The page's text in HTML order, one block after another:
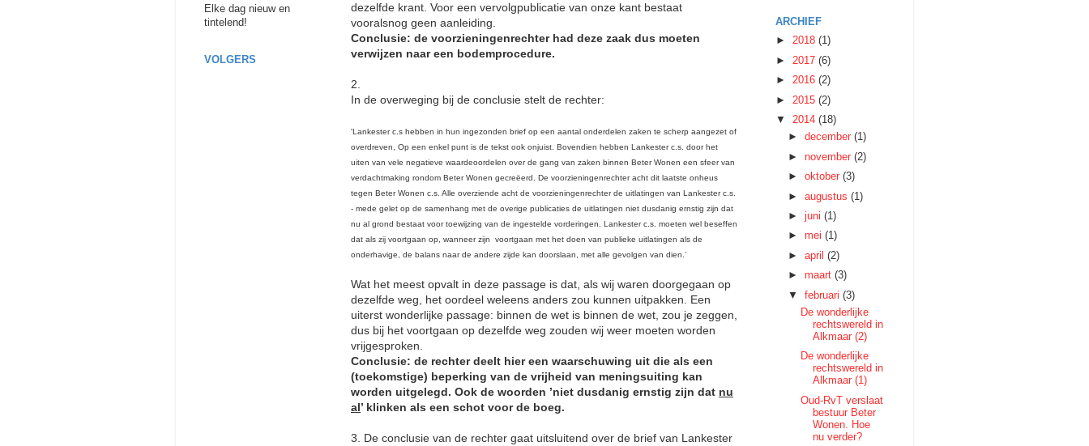
dezelfde krant. Voor een vervolgpublicatie van onze kant bestaat
vooralsnog geen aanleiding.
Conclusie: de voorzieningenrechter had deze zaak dus moeten
verwijzen naar een bodemprocedure.
2.
In de overweging bij de conclusie stelt de rechter:
'Lankester c.s hebben in hun ingezonden brief op een aantal onderdelen zaken te scherp aangezet of
overdreven, Op een enkel punt is de tekst ook onjuist. Bovendien hebben Lankester c.s. door het
uiten van vele negatieve waardeoordelen over de gang van zaken binnen Beter Wonen een sfeer van
verdachtmaking rondom Beter Wonen gecreëerd. De voorzieningenrechter acht dit laatste onheus
tegen Beter Wonen c.s. Alle overziende acht de voorzieningenrechter de uitlatingen van Lankester c.s.
- mede gelet op de samenhang met de overige publicaties de uitlatingen niet dusdanig ernstig zijn dat
nu al grond bestaat voor toewijzing van de ingestelde vorderingen. Lankester c.s. moeten wel beseffen
dat als zij voortgaan op, wanneer zijn voortgaan met het doen van publieke uitlatingen als de
onderhavige, de balans naar de andere zijde kan doorslaan, met alle gevolgen van dien. ’
Wat het meest opvalt in deze passage is dat, als wij waren doorgegaan op
dezelfde weg, het oordeel weleens anders zou kunnen uitpakken. Een
uiterst wonderlijke passage: binnen de wet is binnen de wet, zou je zeggen,
dus bij het voortgaan op dezelfde weg zouden wij weer moeten worden
vrijgesproken.
Conclusie: de rechter deelt hier een waarschuwing uit die als een
(toekomstige) beperking van de vrijheid van meningsuiting kan
worden uitgelegd. Ook de woorden ’niet dusdanig ernstig zijn dat nu
al’ klinken als een schot voor de boeg.
3. De conclusie van de rechter gaat uitsluitend over de brief van Lankester
Elke dag nieuw en
tintelend!
VOLGERS
ARCHIEF
► 2018 (1)
► 2017 (6)
► 2016 (2)
► 2015 (2)
▼ 2014 (18)
►december(1)
►november(2)
►oktober(3)
►augustus(1)
►juni(1)
►mei(1)
►april(2)
►maart(3)
▼februari(3)
De wonderlijke
rechtswereld in
Alkmaar (2)
De wonderlijke
rechtswereld in
Alkmaar (1)
Oud-RvT verslaat
bestuur Beter
Wonen. Hoe
nu verder?